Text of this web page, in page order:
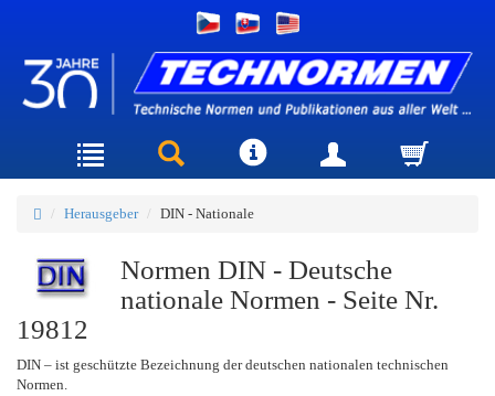
Herausgeber DIN - Nationale
Normen DIN - Deutsche
nationale Normen - Seite Nr.
19812
DIN – ist geschützte Bezeichnung der deutschen nationalen technischen
Normen.